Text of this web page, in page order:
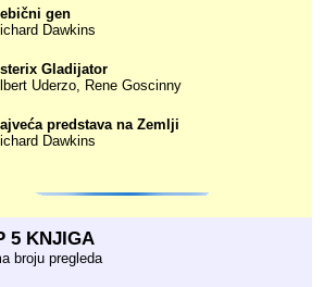
gen
Dawkins
Gladijator
Uderzo, Rene Goscinny
predstava na Zemlji
Dawkins
5 KNJIGA
broju pregleda